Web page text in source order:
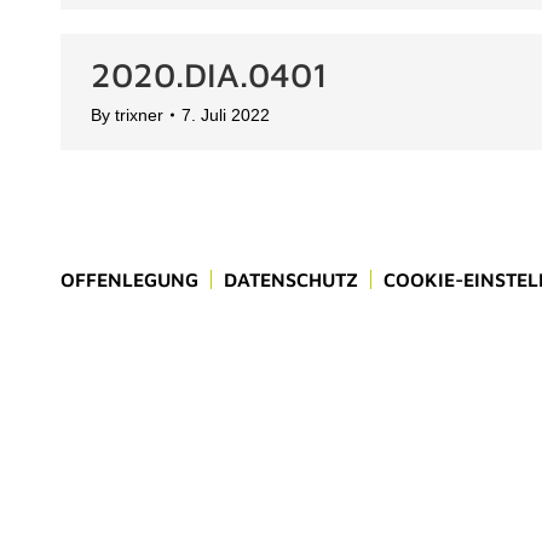
2020.DIA.0401
By trixner 7. Juli 2022
OFFENLEGUNG DATENSCHUTZ COOKIE-